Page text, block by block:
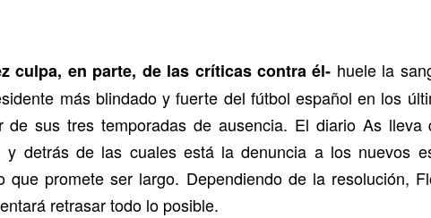
culpa, en parte, de las críticas contra él- huele la
más blindado y fuerte del fútbol español en los
de sus tres temporadas de ausencia. El diario As
y detrás de las cuales está la denuncia a los nuevos
que promete ser largo. Dependiendo de la resolución,
retrasar todo lo posible.